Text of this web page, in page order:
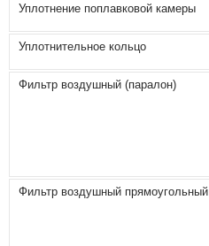
Уплотнение поплавковой камеры
Уплотнительное кольцо
Фильтр воздушный (паралон)
Фильтр воздушный прямоугольный